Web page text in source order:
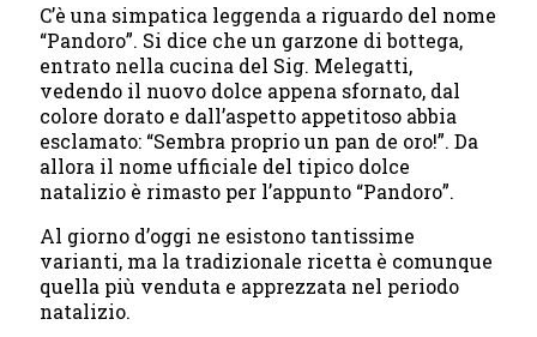
C’è una simpatica leggenda a riguardo del nome
“Pandoro”. Si dice che un garzone di bottega,
entrato nella cucina del Sig. Melegatti,
vedendo il nuovo dolce appena sfornato, dal
colore dorato e dall’aspetto appetitoso abbia
esclamato: “Sembra proprio un pan de oro!”. Da
allora il nome ufficiale del tipico dolce
natalizio è rimasto per l’appunto “Pandoro”.
Al giorno d’oggi ne esistono tantissime
varianti, ma la tradizionale ricetta è comunque
quella più venduta e apprezzata nel periodo
natalizio.